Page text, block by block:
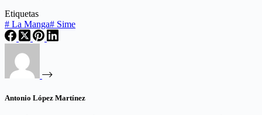
Etiquetas
# La Manga# Sime
Antonio López Martínez